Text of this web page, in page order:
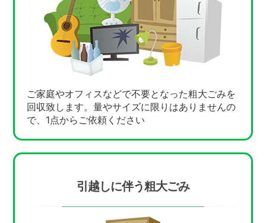
ご家庭やオフィスなどで不要となった粗大ごみを
回収致します。量やサイズに限りはありませんの
で、1点からご依頼ください
引越しに伴う粗大ごみ